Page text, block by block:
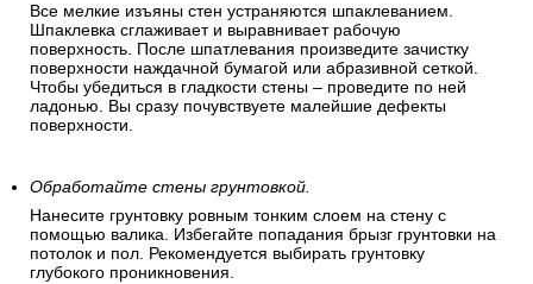
Все мелкие изъяны стен устраняются шпаклеванием.
Шпаклевка сглаживает и выравнивает рабочую
поверхность. После шпатлевания произведите зачистку
поверхности наждачной бумагой или абразивной сеткой.
Чтобы убедиться в гладкости стены – проведите по ней
ладонью. Вы сразу почувствуете малейшие дефекты
поверхности.
Обработайте стены грунтовкой.
Нанесите грунтовку ровным тонким слоем на стену с
помощью валика. Избегайте попадания брызг грунтовки на
потолок и пол. Рекомендуется выбирать грунтовку
глубокого проникновения.